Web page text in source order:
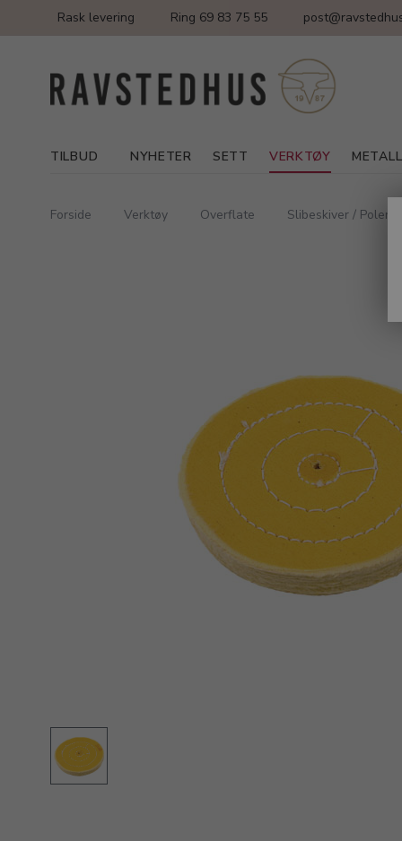
Rask levering Ring 69 83 75 55
TILBUD NYHETER SETT VERKTØY
Forside Verktøy Overflate Slibeskiver /